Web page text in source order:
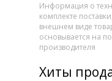
Информация о
комплекте
внешнем виде
основывается на
производителя
Хиты